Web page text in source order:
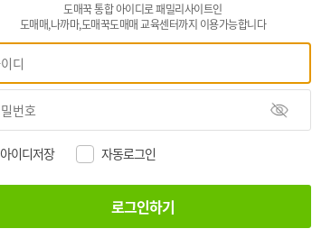
도매꾹 통합 아이디로 패밀리사이트인
도매매,나까마,도매꾹도매매 교육센터까지 이용가능합니다
아이디저장 자동로그인